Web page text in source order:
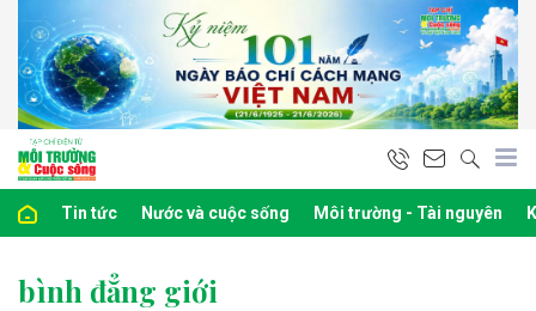
Tin tức Nước và cuộc sống Môi trường - Tài nguyên
bình đẳng giới